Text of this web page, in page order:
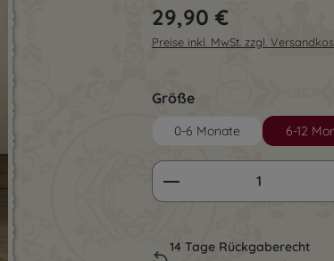
Regulärer Preis:
29,90 €
Preise inkl. MwSt. zzgl.
Größeauswählen
0-6 Monate 6-12
Produkt Anzahl:
14 Tage Rückgaberecht